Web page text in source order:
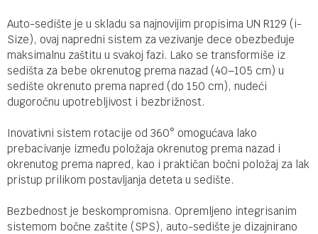
Auto-sedište je u skladu sa najnovijim propisima UN R129 (i-
Size), ovaj napredni sistem za vezivanje dece obezbeđuje
maksimalnu zaštitu u svakoj fazi. Lako se transformiše iz
sedišta za bebe okrenutog prema nazad (40–105 cm) u
sedište okrenuto prema napred (do 150 cm), nudeći
dugoročnu upotrebljivost i bezbrižnost.
Inovativni sistem rotacije od 360° omogućava lako
prebacivanje između položaja okrenutog prema nazad i
okrenutog prema napred, kao i praktičan bočni položaj za lak
pristup prilikom postavljanja deteta u sedište.
Bezbednost je beskompromisna. Opremljeno integrisanim
sistemom bočne zaštite (SPS), auto-sedište je dizajnirano